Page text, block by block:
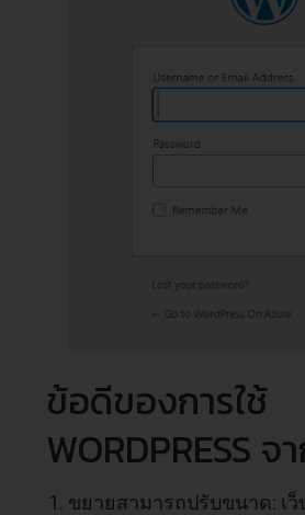
ข้อดีของการใช้
WORDPRESS จ
ขยายสามารถปรับขนาด: เว็